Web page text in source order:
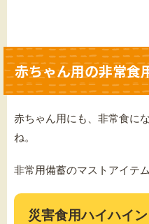
赤ちゃん用の非常食
赤ちゃん用にも、非常食に
ね。
非常用備蓄のマストアイテ
災害食用ハイハイン